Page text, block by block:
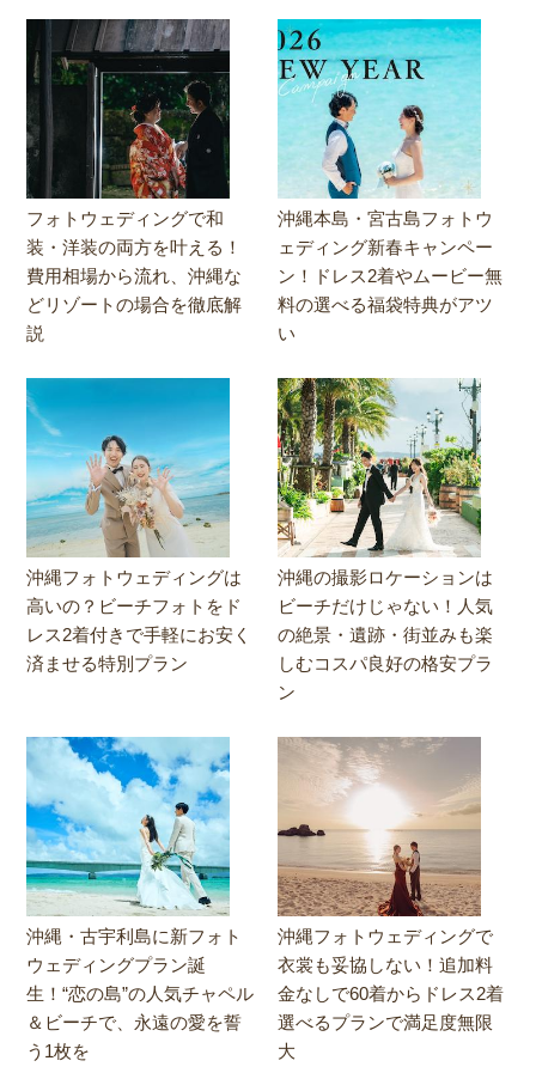
フォトウェディングで和
装・洋装の両方を叶える！
費用相場から流れ、沖縄な
どリゾートの場合を徹底解
説
沖縄本島・宮古島フォトウ
ェディング新春キャンペー
ン！ドレス2着やムービー無
料の選べる福袋特典がアツ
い
沖縄フォトウェディングは
高いの？ビーチフォトをド
レス2着付きで手軽にお安く
済ませる特別プラン
沖縄の撮影ロケーションは
ビーチだけじゃない！人気
の絶景・遺跡・街並みも楽
しむコスパ良好の格安プラ
ン
沖縄・古宇利島に新フォト
ウェディングプラン誕
生！“恋の島”の人気チャペル
＆ビーチで、永遠の愛を誓
う1枚を
沖縄フォトウェディングで
衣裳も妥協しない！追加料
金なしで60着からドレス2着
選べるプランで満足度無限
大